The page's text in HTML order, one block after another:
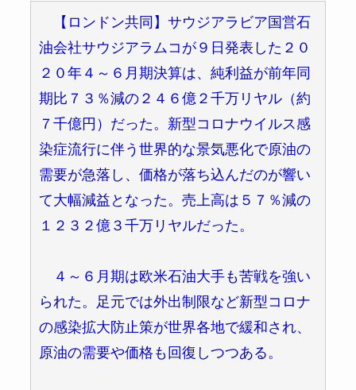
【ロンドン共同】サウジアラビア国営石
油会社サウジアラムコが９日発表した２０
２０年４～６月期決算は、純利益が前年同
期比７３％減の２４６億２千万リヤル（約
７千億円）だった。新型コロナウイルス感
染症流行に伴う世界的な景気悪化で原油の
需要が急落し、価格が落ち込んだのが響い
て大幅減益となった。売上高は５７％減の
１２３２億３千万リヤルだった。
４～６月期は欧米石油大手も苦戦を強い
られた。足元では外出制限など新型コロナ
の感染拡大防止策が世界各地で緩和され、
原油の需要や価格も回復しつつある。